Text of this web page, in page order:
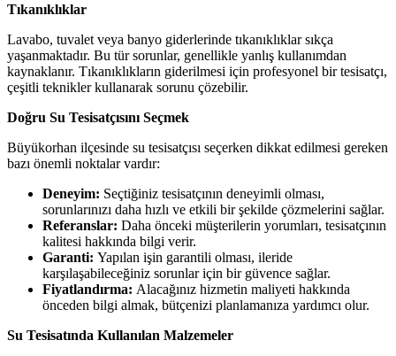
Tıkanıklıklar
Lavabo, tuvalet veya banyo giderlerinde tıkanıklıklar sıkça
yaşanmaktadır. Bu tür sorunlar, genellikle yanlış kullanımdan
kaynaklanır. Tıkanıklıkların giderilmesi için profesyonel bir tesisatçı,
çeşitli teknikler kullanarak sorunu çözebilir.
Doğru Su Tesisatçısını Seçmek
Büyükorhan ilçesinde su tesisatçısı seçerken dikkat edilmesi gereken
bazı önemli noktalar vardır:
Deneyim: Seçtiğiniz tesisatçının deneyimli olması,
sorunlarınızı daha hızlı ve etkili bir şekilde çözmelerini sağlar.
Referanslar: Daha önceki müşterilerin yorumları, tesisatçının
kalitesi hakkında bilgi verir.
Garanti: Yapılan işin garantili olması, ileride
karşılaşabileceğiniz sorunlar için bir güvence sağlar.
Fiyatlandırma: Alacağınız hizmetin maliyeti hakkında
önceden bilgi almak, bütçenizi planlamanıza yardımcı olur.
Su Tesisatında Kullanılan Malzemeler